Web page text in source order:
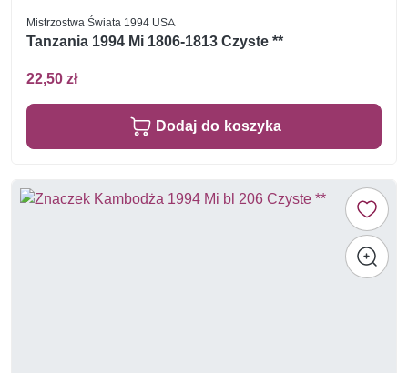
Mistrzostwa Świata 1994 USA
Tanzania 1994 Mi 1806-1813 Czyste **
22,50 zł
Dodaj do koszyka